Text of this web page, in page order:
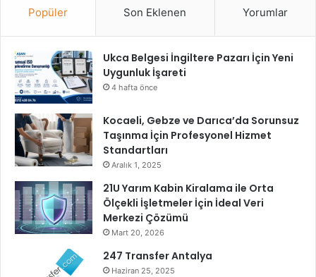
m
a
u
ç
a
a
e
E
Popüler Son Eklenen Yorumlar
Ukca Belgesi İngiltere Pazarı İçin Yeni
Uygunluk İşareti
4 hafta önce
Kocaeli, Gebze ve Darıca’da Sorunsuz
Taşınma İçin Profesyonel Hizmet
Standartları
Aralık 1, 2025
21U Yarım Kabin Kiralama ile Orta
Ölçekli İşletmeler İçin İdeal Veri
Merkezi Çözümü
Mart 20, 2026
247 Transfer Antalya
Haziran 25, 2025